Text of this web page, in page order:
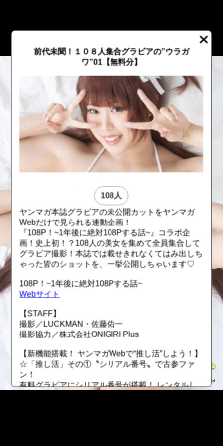
前代未聞！１０８人集合グラビアの”ウラガ
ワ”01【無料分】
108人
ヤンマガ本誌グラビアの未公開カットをヤンマガ
Webだけで見られる連動企画！
『108P！~1年後に絶対108Pする話~』コラボ企
画！史上初！？108人の美女を集めて全員集合して
グラビア撮影！本誌では載せきれなくてはみ出しち
ゃった皆のショットを、一挙公開しちゃいます♡
108P！~1年後に絶対108Pする話~
Webサイト
【STAFF】
撮影／LUCKMAN・佐藤佑一
撮影協力／株式会社ONIGIRI Plus
【新機能搭載！ ヤンマガWebで“推し活”しよう！】
☆「推し活」その①〝シリアル番号〟で古参ファ
ン！
有料グラビアにシリアル番号が搭載！ レンタルし
::fzkqzrz.oi ::fzkqzrz.oi